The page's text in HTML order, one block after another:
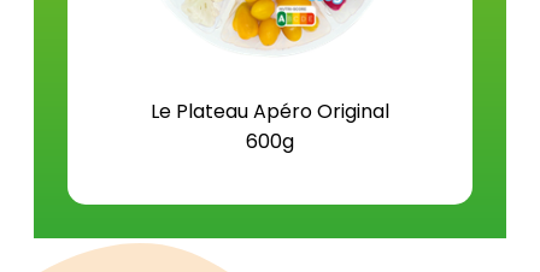
Le Plateau Apéro Original
600g